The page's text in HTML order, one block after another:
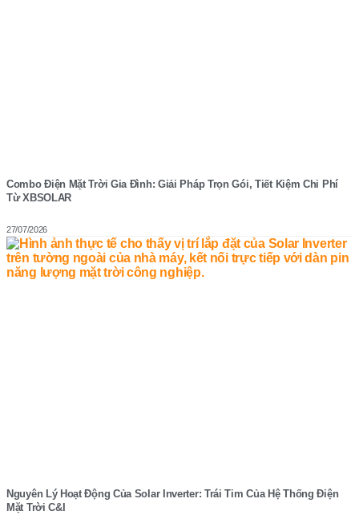
Combo Điện Mặt Trời Gia Đình: Giải Pháp Trọn Gói, Tiết Kiệm Chi Phí
Từ XBSOLAR
27/07/2026
Nguyên Lý Hoạt Động Của Solar Inverter: Trái Tim Của Hệ Thống Điện
Mặt Trời C&I